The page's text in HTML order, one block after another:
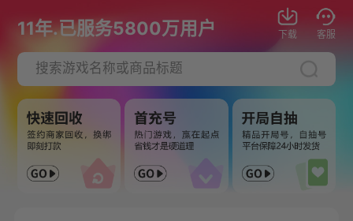
11年.已服务5800万用户 下载 客服